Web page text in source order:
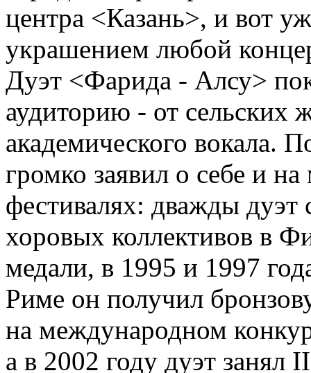
центра <Казань>, и вот
украшением любой
Дуэт <Фарида - Алсу>
аудиторию - от сельских
академического вокала.
громко заявил о себе и
фестивалях: дважды дуэт
хоровых коллективов в
медали, в 1995 и 1997
Риме он получил
на международном
а в 2002 году дуэт